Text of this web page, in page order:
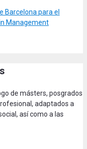
Barcelona para el
Management
de másters, posgrados
adaptados a
así como a las